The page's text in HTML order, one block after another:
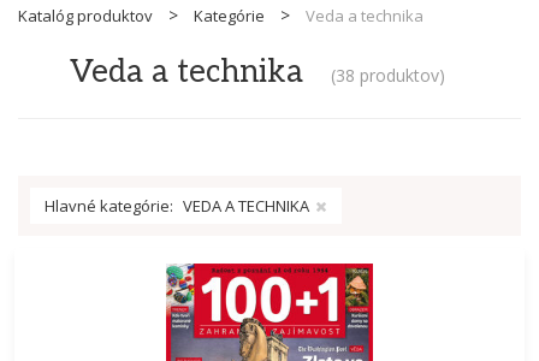
Katalóg produktov Kategórie Veda a technika
Veda a technika (38 produktov)
Hlavné kategórie: VEDA A TECHNIKA